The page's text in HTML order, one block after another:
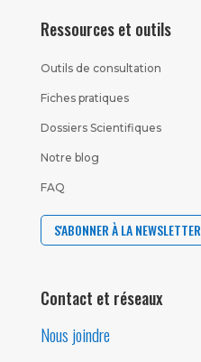
Ressources et outils
Outils de consultation
Fiches pratiques
Dossiers Scientifiques
Notre blog
FAQ
S'ABONNER À LA NEWSLETTER
Contact et réseaux
Nous joindre